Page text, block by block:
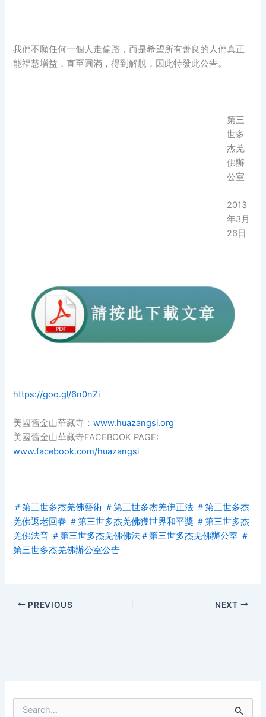
我們不願任何一個人走偏路，而是希望所有善良的人們真正
能福慧增益，直至圓滿，得到解脫，因此特發此公告。
第三
世多
杰羌
佛辦
公室
2013
年3月
26日
https://goo.gl/6n0nZi
美國舊金山華藏寺：www.huazangsi.org
美國舊金山華藏寺FACEBOOK PAGE:
www.facebook.com/huazangsi
＃第三世多杰羌佛藝術 ＃第三世多杰羌佛正法 ＃第三世多杰
羌佛返老回春 ＃第三世多杰羌佛獲世界和平獎 ＃第三世多杰
羌佛法音 ＃第三世多杰羌佛佛法＃第三世多杰羌佛辦公室 ＃
第三世多杰羌佛辦公室公告
PREVIOUS NEXT